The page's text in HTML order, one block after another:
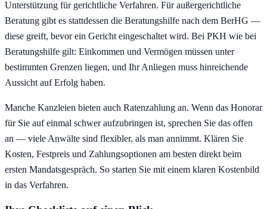
Unterstützung für gerichtliche Verfahren. Für außergerichtliche
Beratung gibt es stattdessen die Beratungshilfe nach dem BerHG —
diese greift, bevor ein Gericht eingeschaltet wird. Bei PKH wie bei
Beratungshilfe gilt: Einkommen und Vermögen müssen unter
bestimmten Grenzen liegen, und Ihr Anliegen muss hinreichende
Aussicht auf Erfolg haben.
Manche Kanzleien bieten auch Ratenzahlung an. Wenn das Honorar
für Sie auf einmal schwer aufzubringen ist, sprechen Sie das offen
an — viele Anwälte sind flexibler, als man annimmt. Klären Sie
Kosten, Festpreis und Zahlungsoptionen am besten direkt beim
ersten Mandatsgespräch. So starten Sie mit einem klaren Kostenbild
in das Verfahren.